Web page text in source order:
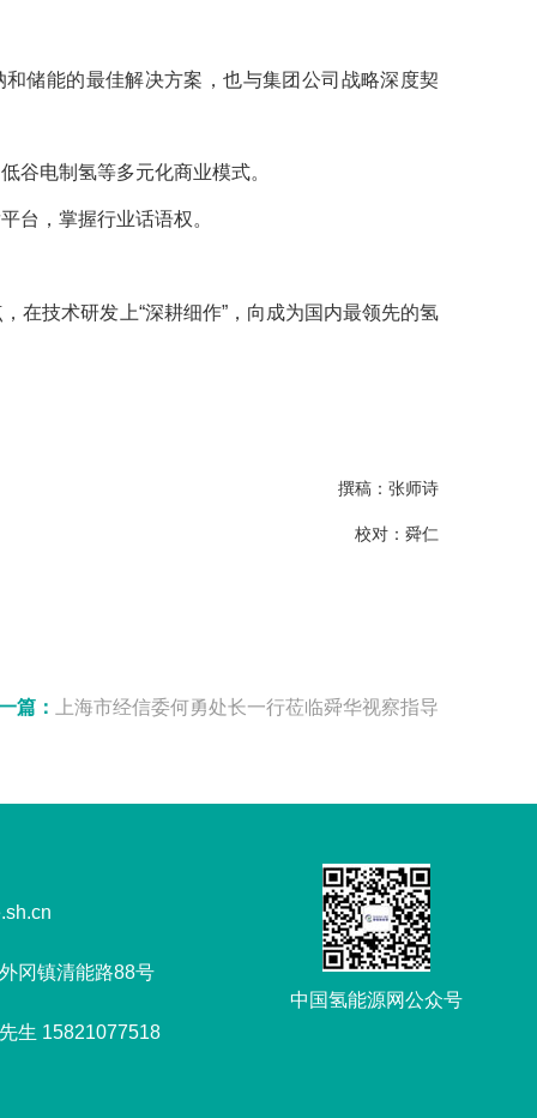
储能的最佳解决方案，也与集团公司战略深度契
谷电制氢等多元化商业模式。
台，掌握行业话语权。
在技术研发上“深耕细作”，向成为国内最领先的氢
撰稿：张师诗
校对：舜仁
篇： 上海市经信委何勇处长一行莅临舜华视察指导
冈镇清能路88号
生 15821077518
中国氢能源网公众号